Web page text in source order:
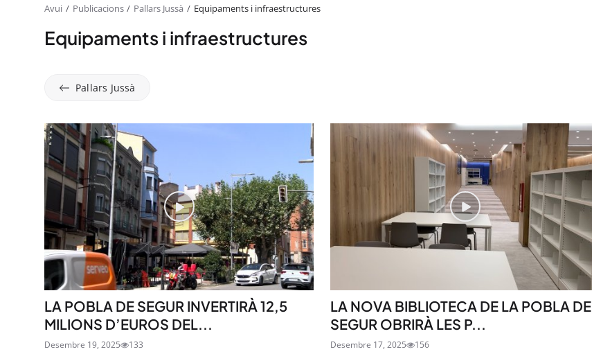
Avui Publicacions Pallars Jussà Equipaments i infraestructures
Equipaments i infraestructures
Pallars Jussà
LA POBLA DE SEGUR INVERTIRÀ 12,5
MILIONS D’EUROS DEL...
Desembre 19, 2025 133
LA NOVA BIBLIOTECA DE LA POBLA DE
SEGUR OBRIRÀ LES P...
Desembre 17, 2025 156